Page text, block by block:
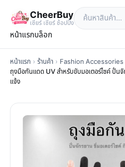
CheerBuy
เซียร์ เซียร์ ช้อปปิ้ง
หน้าแรกบล็อก
หน้าแรก › ร้านค้า › Fashion Accessories
ถุงมือกันแดด UV สำหรับขับมอเตอร์ไซค์ ปั่นจั
แจ้ง